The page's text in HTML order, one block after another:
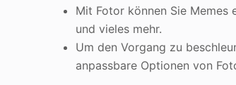
Mit Fotor können Sie
und vieles mehr.
Um den Vorgang zu
anpassbare Optionen von